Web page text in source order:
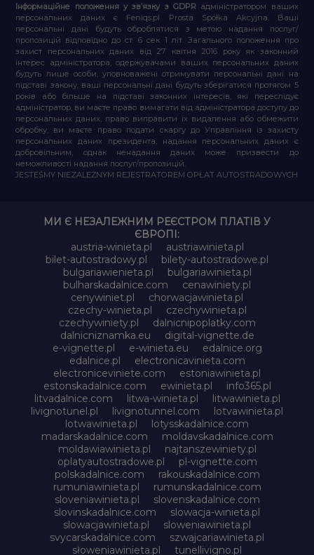
Інформаційне положення у зв’язку з GDPR адміністратором ваших
персональних даних є Feniqs.pl Prosta Spółka Akcyjna. Ваші
персональні дані будуть оброблятися з метою надання послуг/
пропозицій відповідно до ст. 6 сек. 1 літ. Загального положення про
захист персональних даних від 27 квітня 2016 року як законний
інтерес адміністратора, одержувачами ваших персональних даних
будуть лише особи, уповноважені отримувати персональні дані на
підставі закону, ваші персональні дані будуть зберігатися протягом 5
років або більше на підставі законних інтересів, які переслідує
адміністратор, ви маєте право вимагати від адміністратора доступу до
персональних даних, право виправити їх видалення або обмежити
обробку, ви маєте право подати скаргу до Управління із захисту
персональних даних президента, надання персональних даних є
добровільним, однак ненадання даних може призвести до
неможливості надання послуг/пропозицій.
JESTEŚMY NIEZALEŻNYM REJESTRATOREM OPŁAT AUTOSTRADOWYCH
МИ Є НЕЗАЛЕЖНИМ РЕЄСТРОМ ПЛАТІВ У
ЄВРОПІ:
austria-winieta.pl
austriawinieta.pl
bilet-autostradowy.pl
bilety-autostradowe.pl
bulgariawienieta.pl
bulgariawinieta.pl
bulharskadalnice.com
cenawiniety.pl
cenywiniet.pl
chorwacjawinieta.pl
czechy-winieta.pl
czechywinieta.pl
czechywiniety.pl
dalnicnipoplatky.com
dalnicniznamka.eu
digital-vignette.de
e-vignette.pl
e-winieta.eu
edalnice.org
edalnice.pl
electronicavinieta.com
electroniceviniete.com
estoniawinieta.pl
estonskadalnice.com
ewinieta.pl
info365.pl
litvadalnice.com
litwa-winieta.pl
litwawinieta.pl
livignotunel.pl
livignotunnel.com
lotvawinieta.pl
lotwawinieta.pl
lotysskadalnice.com
madarskadalnice.com
moldavskadalnice.com
moldawiawinieta.pl
najtanszewiniety.pl
oplatyautostradowe.pl
pl-vignette.com
polskadalnice.com
rakouskadalnice.com
rumuniawinieta.pl
rumunskadalnice.com
sloveniawinieta.pl
slovenskadalnice.com
slovinskadalnice.com
slowacja-winieta.pl
slowacjawinieta.pl
sloweniawinieta.pl
svycarskadalnice.com
szwajcariawinieta.pl
słoweniawinieta.pl
tunellivigno.pl